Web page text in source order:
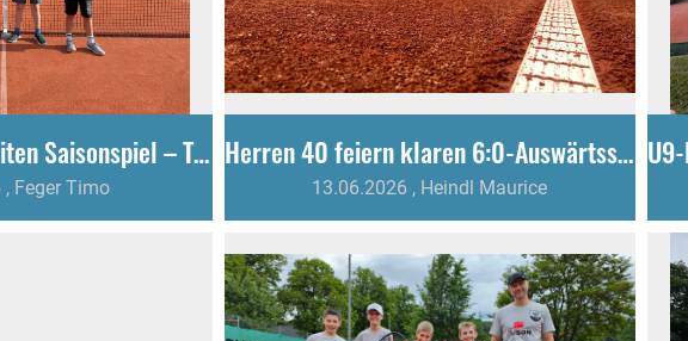
Zweiter Sieg im zweiten Saisonspiel – TCG-Nachwuchs bleibt ungeschlagen
, Feger Timo
Herren 40 feiern klaren 6:0-Auswärtssieg in Riedheim
13.06.2026 , Heindl Maurice